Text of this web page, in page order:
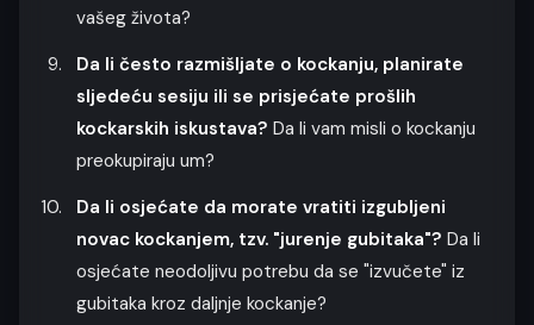
vašeg života?
Da li često razmišljate o kockanju, planirate
sljedeću sesiju ili se prisjećate prošlih
kockarskih iskustava? Da li vam misli o kockanju
preokupiraju um?
Da li osjećate da morate vratiti izgubljeni
novac kockanjem, tzv. "jurenje gubitaka"? Da li
osjećate neodoljivu potrebu da se "izvučete" iz
gubitaka kroz daljnje kockanje?